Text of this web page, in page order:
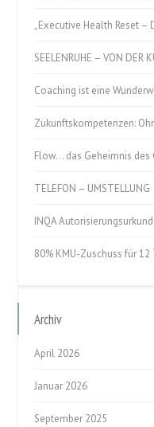
„Executive Health Reset –
SEELENRUHE – VON DER
Coaching ist eine
Zukunftskompetenzen:
Flow… das Geheimnis des
TELEFON – UMSTELLUNG
INQA
80% KMU-Zuschuss für
Archiv
April 2026
Januar 2026
September 2025